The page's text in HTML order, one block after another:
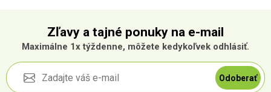
Zľavy a tajné ponuky na e-mail
Maximálne 1x týždenne, môžete kedykoľvek odhlásiť.
Odoberať